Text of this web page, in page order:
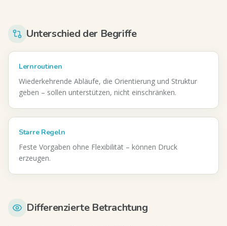
Unterschied der Begriffe
Lernroutinen
Wiederkehrende Abläufe, die Orientierung und Struktur
geben – sollen unterstützen, nicht einschränken.
Starre Regeln
Feste Vorgaben ohne Flexibilität – können Druck
erzeugen.
Differenzierte Betrachtung